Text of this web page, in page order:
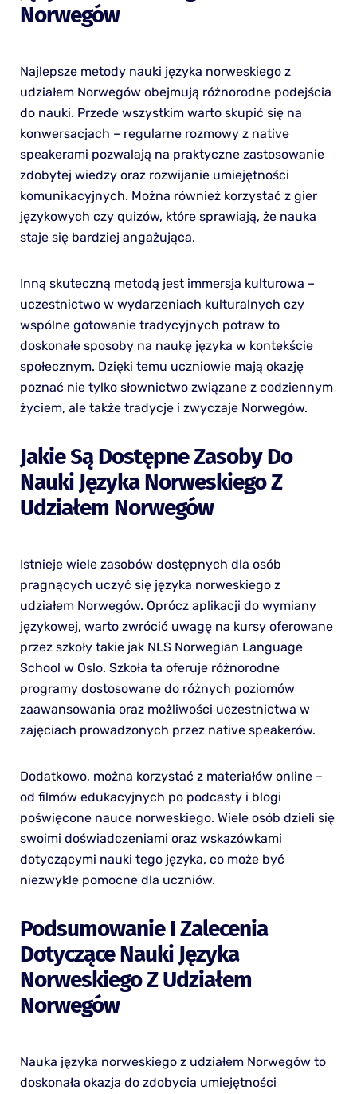
Norwegów
Najlepsze metody nauki języka norweskiego z
udziałem Norwegów obejmują różnorodne podejścia
do nauki. Przede wszystkim warto skupić się na
konwersacjach – regularne rozmowy z native
speakerami pozwalają na praktyczne zastosowanie
zdobytej wiedzy oraz rozwijanie umiejętności
komunikacyjnych. Można również korzystać z gier
językowych czy quizów, które sprawiają, że nauka
staje się bardziej angażująca.
Inną skuteczną metodą jest immersja kulturowa –
uczestnictwo w wydarzeniach kulturalnych czy
wspólne gotowanie tradycyjnych potraw to
doskonałe sposoby na naukę języka w kontekście
społecznym. Dzięki temu uczniowie mają okazję
poznać nie tylko słownictwo związane z codziennym
życiem, ale także tradycje i zwyczaje Norwegów.
Jakie Są Dostępne Zasoby Do
Nauki Języka Norweskiego Z
Udziałem Norwegów
Istnieje wiele zasobów dostępnych dla osób
pragnących uczyć się języka norweskiego z
udziałem Norwegów. Oprócz aplikacji do wymiany
językowej, warto zwrócić uwagę na kursy oferowane
przez szkoły takie jak NLS Norwegian Language
School w Oslo. Szkoła ta oferuje różnorodne
programy dostosowane do różnych poziomów
zaawansowania oraz możliwości uczestnictwa w
zajęciach prowadzonych przez native speakerów.
Dodatkowo, można korzystać z materiałów online –
od filmów edukacyjnych po podcasty i blogi
poświęcone nauce norweskiego. Wiele osób dzieli się
swoimi doświadczeniami oraz wskazówkami
dotyczącymi nauki tego języka, co może być
niezwykle pomocne dla uczniów.
Podsumowanie I Zalecenia
Dotyczące Nauki Języka
Norweskiego Z Udziałem
Norwegów
Nauka języka norweskiego z udziałem Norwegów to
doskonała okazja do zdobycia umiejętności